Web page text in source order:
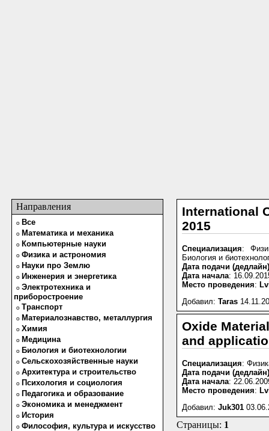
Направления
o Все
o Математика и механика
o Компьютерные науки
o Физика и астрономия
o Науки про Землю
o Инженерия и энергетика
o Электротехника и
приборостроение
o Транспорт
o Материалознавство, металлургия
o Химия
o Медицина
o Биология и биотехнологии
o Сельскохозяйственные науки
o Архитектура и строительство
o Психология и социология
o Педагогика и образование
o Экономика и менеджмент
o История
o Философия, культура и искусство
International
2015
Специализация:
Биология и
Дата подачи (дедлайн)
Дата начала:
Место проведения:
Добавил: Taras
Oxide
and
Специализация:
Дата подачи (дедлайн)
Дата начала:
Место проведения:
Добавил: Juk301
Страницы: 1